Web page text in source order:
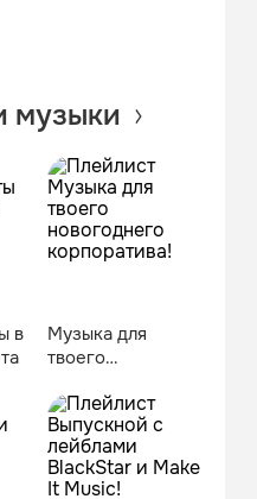
музыки
в
Музыка для
твоего
корпоратива!